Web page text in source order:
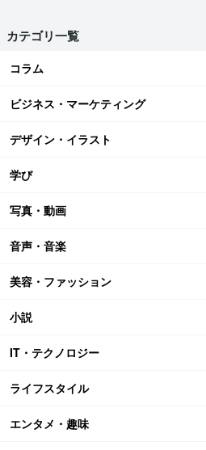
カテゴリ一覧
コラム
ビジネス・マーケティング
デザイン・イラスト
学び
写真・動画
音声・音楽
美容・ファッション
小説
IT・テクノロジー
ライフスタイル
エンタメ・趣味